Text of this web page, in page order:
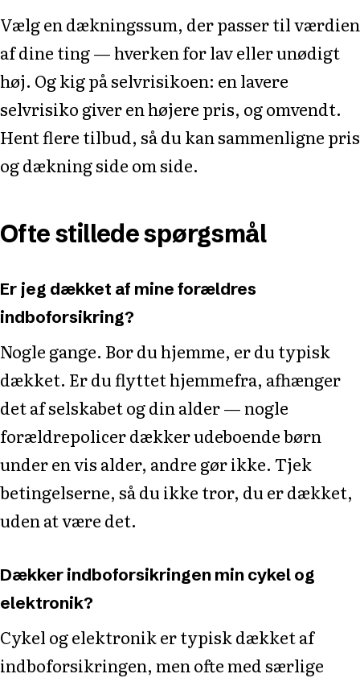
Vælg en dækningssum, der passer til værdien
af dine ting — hverken for lav eller unødigt
høj. Og kig på selvrisikoen: en lavere
selvrisiko giver en højere pris, og omvendt.
Hent flere tilbud, så du kan sammenligne pris
og dækning side om side.
Ofte stillede spørgsmål
Er jeg dækket af mine forældres
indboforsikring?
Nogle gange. Bor du hjemme, er du typisk
dækket. Er du flyttet hjemmefra, afhænger
det af selskabet og din alder — nogle
forældrepolicer dækker udeboende børn
under en vis alder, andre gør ikke. Tjek
betingelserne, så du ikke tror, du er dækket,
uden at være det.
Dækker indboforsikringen min cykel og
elektronik?
Cykel og elektronik er typisk dækket af
indboforsikringen, men ofte med særlige